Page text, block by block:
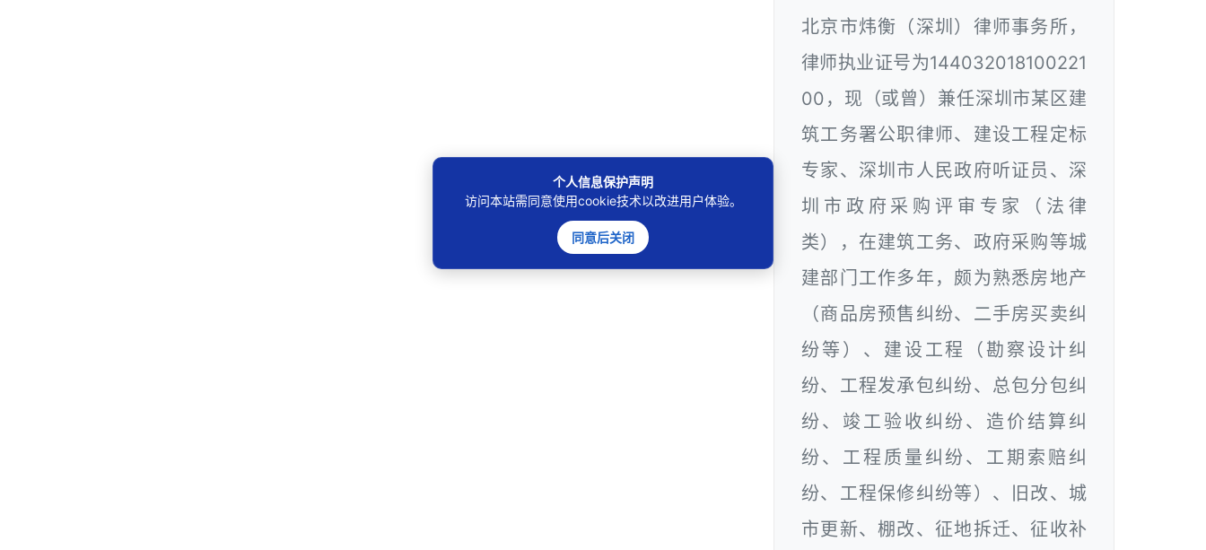
北京市炜衡（深圳）律师事务所，
律师执业证号为144032018100221
00，现（或曾）兼任深圳市某区建
筑工务署公职律师、建设工程定标
专家、深圳市人民政府听证员、深
圳市政府采购评审专家（法律
类），在建筑工务、政府采购等城
建部门工作多年，颇为熟悉房地产
（商品房预售纠纷、二手房买卖纠
纷等）、建设工程（勘察设计纠
纷、工程发承包纠纷、总包分包纠
纷、竣工验收纠纷、造价结算纠
纷、工程质量纠纷、工期索赔纠
纷、工程保修纠纷等）、旧改、城
市更新、棚改、征地拆迁、征收补
个人信息保护声明
访问本站需同意使用cookie技术以改进用户体验。
同意后关闭